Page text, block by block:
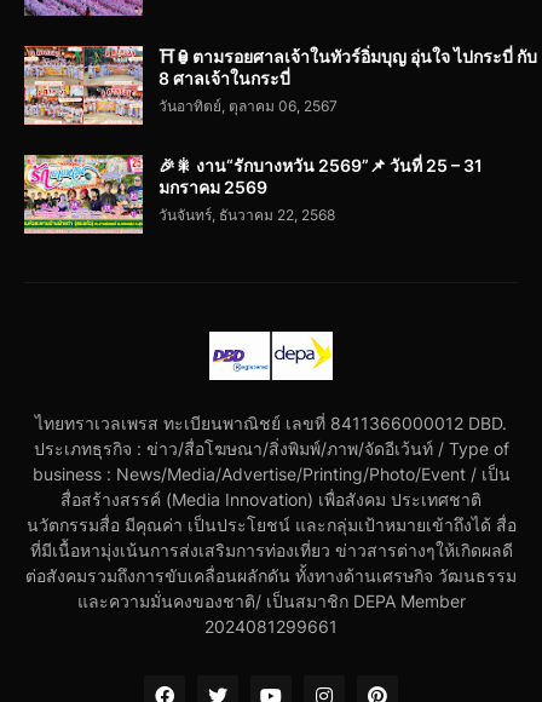
⛩️🏮ตามรอยศาลเจ้าในทัวร์อิ่มบุญ อุ่นใจ ไปกระบี่ กับ
8 ศาลเจ้าในกระบี่
วันอาทิตย์, ตุลาคม 06, 2567
🎉🎇 งาน“รักบางหวัน 2569”📌 วันที่ 25 – 31
มกราคม 2569
วันจันทร์, ธันวาคม 22, 2568
ไทยทราเวลเพรส ทะเบียนพาณิชย์ เลขที่ 8411366000012 DBD.
ประเภทธุรกิจ : ข่าว/สื่อโฆษณา/สิ่งพิมพ์/ภาพ/จัดอีเว้นท์ / Type of
business : News/Media/Advertise/Printing/Photo/Event / เป็น
สื่อสร้างสรรค์ (Media Innovation) เพื่อสังคม ประเทศชาติ
นวัตกรรมสื่อ มีคุณค่า เป็นประโยชน์ และกลุ่มเป้าหมายเข้าถึงได้ สื่อ
ที่มีเนื้อหามุ่งเน้นการส่งเสริมการท่องเที่ยว ข่าวสารต่างๆให้เกิดผลดี
ต่อสังคมรวมถึงการขับเคลื่อนผลักดัน ทั้งทางด้านเศรษกิจ วัฒนธรรม
และความมั่นคงของชาติ/ เป็นสมาชิก DEPA Member
2024081299661